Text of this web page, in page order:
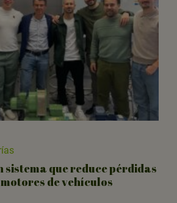
que reduce pérdidas
de vehículos